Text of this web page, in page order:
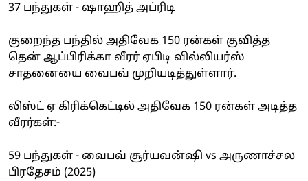
37 பந்துகள் - ஷாஹித் அப்ரிடி
குறைந்த பந்தில் அதிவேக 150 ரன்கள் குவித்த
தென் ஆப்பிரிக்கா வீரர் ஏபிடி வில்லியர்ஸ்
சாதனையை வைபவ் முறியடித்துள்ளார்.
லிஸ்ட் ஏ கிரிக்கெட்டில் அதிவேக 150 ரன்கள் அடித்த
வீரர்கள்:-
59 பந்துகள் - வைபவ் சூர்யவன்ஷி vs அருணாச்சல
பிரதேசம் (2025)